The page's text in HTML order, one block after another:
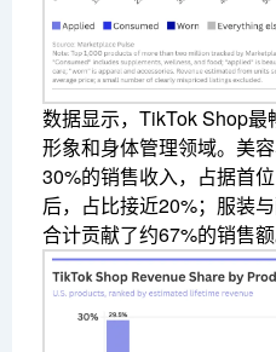
数据显示，TikTok Shop
形象和身体管理领域。美
30%的销售收入，占据首
后，占比接近20%；服装
合计贡献了约67%的销售额